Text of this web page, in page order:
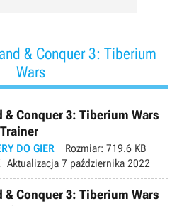
& Conquer 3: Tiberium
Wars
& Conquer 3: Tiberium Wars
DO GIER Rozmiar: 719.6 KB
Aktualizacja 7 października 2022
& Conquer 3: Tiberium Wars